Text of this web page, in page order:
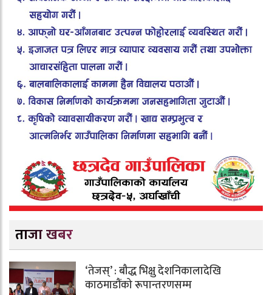
ताजा खबर
‘तेजस्’ : बौद्ध भिक्षु देशनिकालादेखि
काठमाडौंको रूपान्तरणसम्म